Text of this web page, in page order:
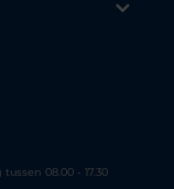
08.00 - 17.30